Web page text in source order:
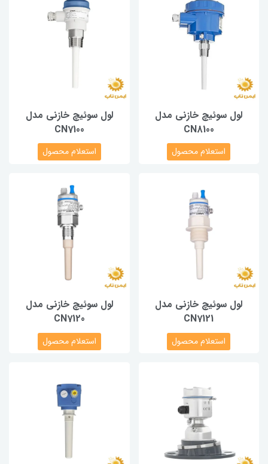
لول سوئیچ خازنی مدل
CN8100
استعلام محصول
لول سوئیچ خازنی مدل
CN7100
استعلام محصول
لول سوئیچ خازنی مدل
CN7121
استعلام محصول
لول سوئیچ خازنی مدل
CN7120
استعلام محصول